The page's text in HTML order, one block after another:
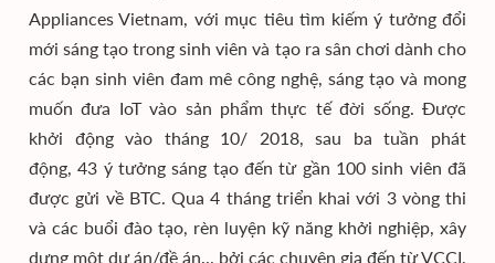
Appliances Vietnam, với mục tiêu tìm kiếm ý tưởng đổi
mới sáng tạo trong sinh viên và tạo ra sân chơi dành cho
các bạn sinh viên đam mê công nghệ, sáng tạo và mong
muốn đưa IoT vào sản phẩm thực tế đời sống. Được
khởi động vào tháng 10/ 2018, sau ba tuần phát
động, 43 ý tưởng sáng tạo đến từ gần 100 sinh viên đã
được gửi về BTC. Qua 4 tháng triển khai với 3 vòng thi
và các buổi đào tạo, rèn luyện kỹ năng khởi nghiệp, xây
dựng một dự án/đề án... bởi các chuyên gia đến từ VCCI,